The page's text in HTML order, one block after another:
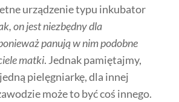
urządzenie typu inkubator
on jest niezbędny dla
panują w nim podobne
matki. Jednak pamiętajmy,
pielęgniarkę, dla innej
może to być coś innego.